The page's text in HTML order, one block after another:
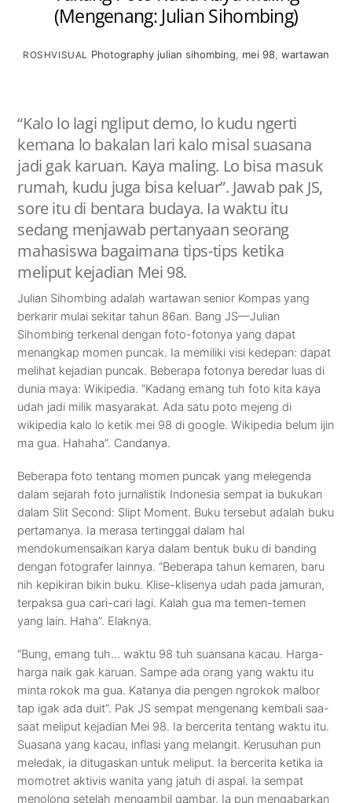
(Mengenang: Julian Sihombing)
ROSHVISUAL Photography julian sihombing, mei 98, wartawan
“Kalo lo lagi ngliput demo, lo kudu ngerti
kemana lo bakalan lari kalo misal suasana
jadi gak karuan. Kaya maling. Lo bisa masuk
rumah, kudu juga bisa keluar”. Jawab pak JS,
sore itu di bentara budaya. Ia waktu itu
sedang menjawab pertanyaan seorang
mahasiswa bagaimana tips-tips ketika
meliput kejadian Mei 98.
Julian Sihombing adalah wartawan senior Kompas yang
berkarir mulai sekitar tahun 86an. Bang JS—Julian
Sihombing terkenal dengan foto-fotonya yang dapat
menangkap momen puncak. Ia memiliki visi kedepan: dapat
melihat kejadian puncak. Beberapa fotonya beredar luas di
dunia maya: Wikipedia. “Kadang emang tuh foto kita kaya
udah jadi milik masyarakat. Ada satu poto mejeng di
wikipedia kalo lo ketik mei 98 di google. Wikipedia belum ijin
ma gua. Hahaha”. Candanya.
Beberapa foto tentang momen puncak yang melegenda
dalam sejarah foto jurnalistik Indonesia sempat ia bukukan
dalam Slit Second: Slipt Moment. Buku tersebut adalah buku
pertamanya. Ia merasa tertinggal dalam hal
mendokumensaikan karya dalam bentuk buku di banding
dengan fotografer lainnya. “Beberapa tahun kemaren, baru
nih kepikiran bikin buku. Klise-klisenya udah pada jamuran,
terpaksa gua cari-cari lagi. Kalah gua ma temen-temen
yang lain. Haha”. Elaknya.
“Bung, emang tuh… waktu 98 tuh suansana kacau. Harga-
harga naik gak karuan. Sampe ada orang yang waktu itu
minta rokok ma gua. Katanya dia pengen ngrokok malbor
tap igak ada duit”. Pak JS sempat mengenang kembali saa-
saat meliput kejadian Mei 98. Ia bercerita tentang waktu itu.
Suasana yang kacau, inflasi yang melangit. Kerusuhan pun
meledak, ia ditugaskan untuk meliput. Ia bercerita ketika ia
momotret aktivis wanita yang jatuh di aspal. Ia sempat
menolong setelah mengambil gambar. Ia pun mengabarkan